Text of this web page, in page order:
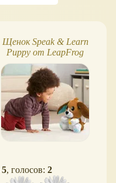
Щенок Speak & Learn
Puppy от LeapFrog
5, голосов: 2